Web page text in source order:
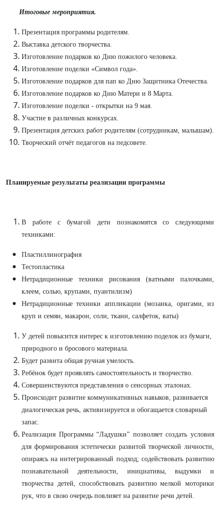
Итоговые мероприятия.
Презентация программы родителям.
Выставка детского творчества.
Изготовление подарков ко Дню пожилого человека.
Изготовление поделки «Символ года».
Изготовление подарков для пап ко Дню Защитника Отечества.
Изготовление подарков ко Дню Матери и 8 Марта.
Изготовление поделки - открытки на 9 мая.
Участие в различных конкурсах.
Презентация детских работ родителям (сотрудникам, малышам).
Творческий отчёт педагогов на педсовете.
Планируемые результаты реализации программы
В работе с бумагой дети познакомятся со следующими
техниками:
Пластиллинография
Тестопластика
Нетрадиционные техники рисования (ватными палочками,
клеем, солью, крупами, пуантилизм)
Нетрадиционные техники аппликации (мозаика, оригами, из
круп и семян, макарон, соли, ткани, салфеток, ваты)
У детей повысится интерес к изготовлению поделок из бумаги,
природного и бросового материала.
Будет развита общая ручная умелость.
Ребёнок будет проявлять самостоятельность и творчество.
Совершенствуются представления о сенсорных эталонах.
Происходит развитие коммуникативных навыков, развивается
диалогическая речь, активизируется и обогащается словарный
запас.
Реализация Программы “Ладушки” позволяет создать условия
для формирования эстетически развитой творческой личности,
опираясь на интегрированный подход; содействовать развитию
познавательной деятельности, инициативы, выдумки и
творчества детей, способствовать развитию мелкой моторики
рук, что в свою очередь повлияет на развитие речи детей.